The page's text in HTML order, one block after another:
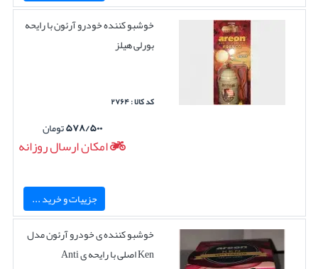
خوشبو کننده خودرو آرئون با رایحه
بورلی هیلز
کد کالا : ۲۷۶۴
۵۷۸/۵۰۰تومان
امکان ارسال روزانه
جزییات و خرید ...
خوشبو کننده ی خودرو آرئون مدل
Ken اصلی با رایحه ی Anti